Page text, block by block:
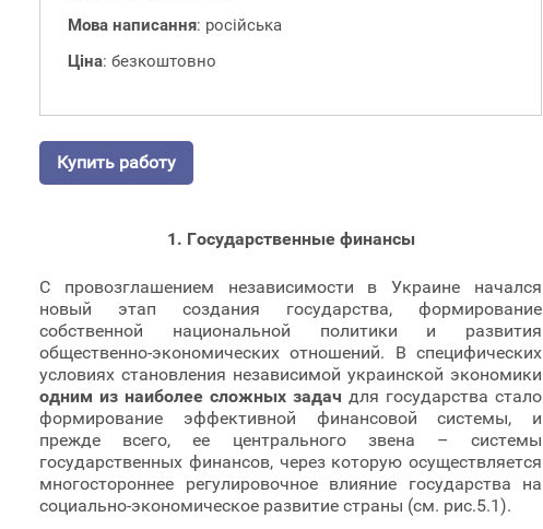
Мова написання: російська
Ціна: безкоштовно
Купить работу
1. Государственные финансы
С провозглашением независимости в Украине начался
новый этап создания государства, формирование
собственной национальной политики и развития
общественно-экономических отношений. В специфических
условиях становления независимой украинской экономики
одним из наиболее сложных задач для государства стало
формирование эффективной финансовой системы, и
прежде всего, ее центрального звена – системы
государственных финансов, через которую осуществляется
многостороннее регулировочное влияние государства на
социально-экономическое развитие страны (см. рис.5.1).